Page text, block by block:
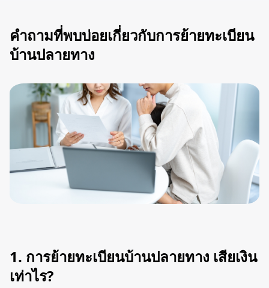
คำถามที่พบบ่อยเกี่ยวกับการย้ายทะเบียน
บ้านปลายทาง
1. การย้ายทะเบียนบ้านปลายทาง เสียเงิน
เท่าไร?